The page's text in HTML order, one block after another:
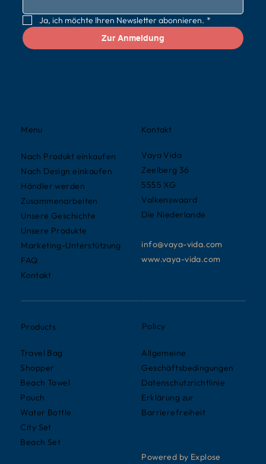
Kontakt
Vaya Vida
Zeelberg 36
5555 XG
Valkenswaard
Die Niederlande
info@vaya-vida.com
www.vaya-vida.com
Menu
Nach Produkt einkaufen
Nach Design einkaufen
Händler werden
Zusammenarbeiten
Unsere Geschichte
Unsere Produkte
Marketing-Unterstützung
FAQ
Kontakt
Products
Travel Bag
Shopper
Beach Towel
Pouch
Water Bottle
City Set
Beach Set
Policy
Allgemeine
Geschäftsbedingungen
Datenschutzrichtlinie
Erklärung zur
Barrierefreiheit
Powered by Explose
Ja, ich möchte Ihren Newsletter abonnieren. *
Zur Anmeldung